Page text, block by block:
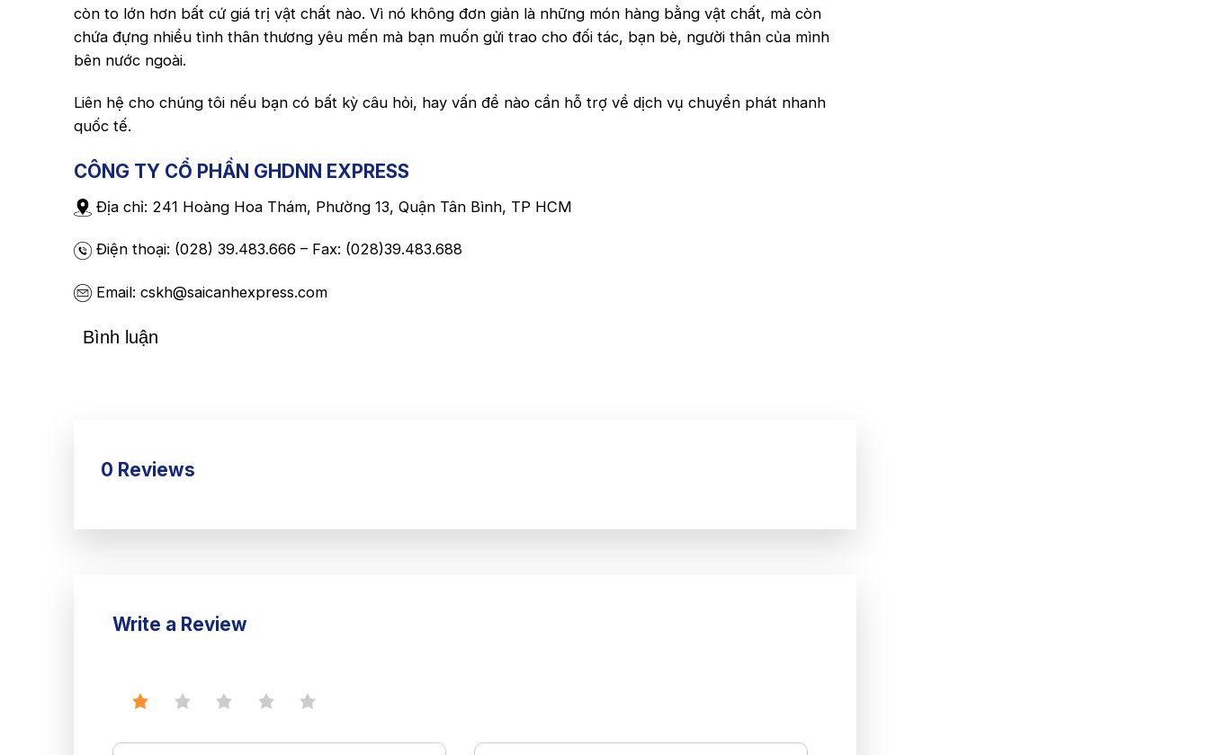
còn to lớn hơn bất cứ giá trị vật chất nào. Vì nó không đơn giản là những món hàng bằng vật chất, mà còn
chứa đựng nhiều tình thân thương yêu mến mà bạn muốn gửi trao cho đối tác, bạn bè, người thân của mình
bên nước ngoài.
Liên hệ cho chúng tôi nếu bạn có bất kỳ câu hỏi, hay vấn đề nào cần hỗ trợ về dịch vụ chuyển phát nhanh
quốc tế.
CÔNG TY CỔ PHẦN GHDNN EXPRESS
Địa chỉ: 241 Hoàng Hoa Thám, Phường 13, Quận Tân Bình, TP HCM
Điện thoại: (028) 39.483.666 – Fax: (028)39.483.688
Email: cskh@saicanhexpress.com
Bình luận
0 Reviews
Write a Review